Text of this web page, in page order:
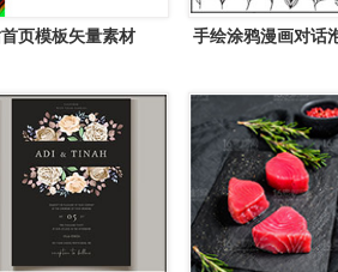
页模板矢量素材
手绘涂鸦漫画对话